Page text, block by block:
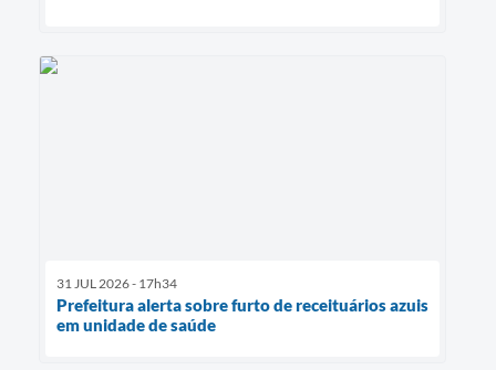
31 JUL 2026 - 17h34
Prefeitura alerta sobre furto de receituários azuis
em unidade de saúde